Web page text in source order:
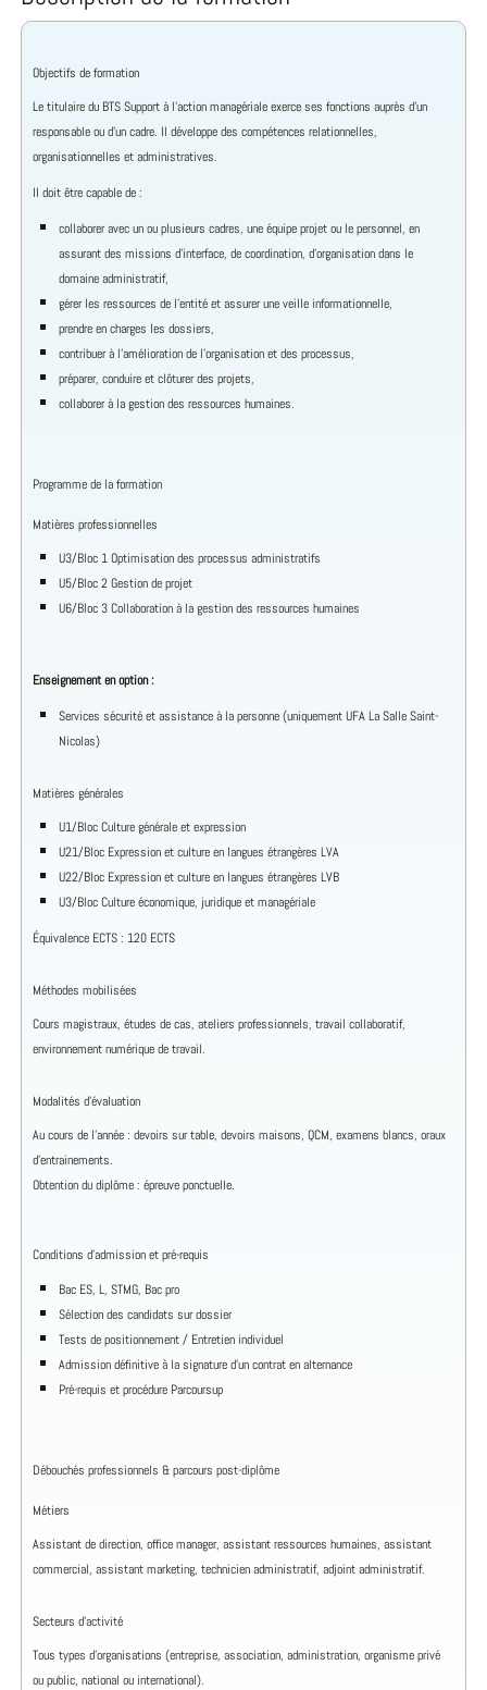
Objectifs de formation
Le titulaire du BTS Support à l’action managériale exerce ses fonctions auprès d’un
responsable ou d’un cadre. Il développe des compétences relationnelles,
organisationnelles et administratives.
Il doit être capable de :
collaborer avec un ou plusieurs cadres, une équipe projet ou le personnel, en
assurant des missions d’interface, de coordination, d’organisation dans le
domaine administratif,
gérer les ressources de l’entité et assurer une veille informationnelle,
prendre en charges les dossiers,
contribuer à l’amélioration de l’organisation et des processus,
préparer, conduire et clôturer des projets,
collaborer à la gestion des ressources humaines.
Programme de la formation
Matières professionnelles
U3/Bloc 1 Optimisation des processus administratifs
U5/Bloc 2 Gestion de projet
U6/Bloc 3 Collaboration à la gestion des ressources humaines
Enseignement en option :
Services sécurité et assistance à la personne (uniquement UFA La Salle Saint-
Nicolas)
Matières générales
U1/Bloc Culture générale et expression
U21/Bloc Expression et culture en langues étrangères LVA
U22/Bloc Expression et culture en langues étrangères LVB
U3/Bloc Culture économique, juridique et managériale
Équivalence ECTS : 120 ECTS
Méthodes mobilisées
Cours magistraux, études de cas, ateliers professionnels, travail collaboratif,
environnement numérique de travail.
Modalités d’évaluation
Au cours de l’année : devoirs sur table, devoirs maisons, QCM, examens blancs, oraux
d’entrainements.
Obtention du diplôme : épreuve ponctuelle.
Conditions d’admission et pré-requis
Bac ES, L, STMG, Bac pro
Sélection des candidats sur dossier
Tests de positionnement / Entretien individuel
Admission définitive à la signature d’un contrat en alternance
Pré-requis et procédure Parcoursup
Débouchés professionnels & parcours post-diplôme
Métiers
Assistant de direction, office manager, assistant ressources humaines, assistant
commercial, assistant marketing, technicien administratif, adjoint administratif.
Secteurs d’activité
Tous types d’organisations (entreprise, association, administration, organisme privé
ou public, national ou international).